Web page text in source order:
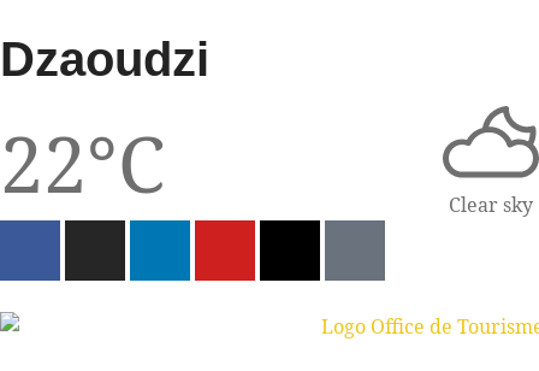
Dzaoudzi
22°C Clear sky